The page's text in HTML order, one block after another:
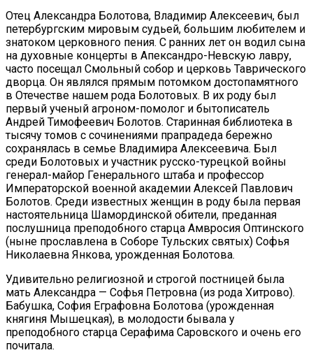
Отец Александра Болотова, Владимир Алексеевич, был
петербургским мировым судьей, большим любителем и
знатоком церковного пения. С ранних лет он водил сына
на духовные концерты в Апександро-Невскую лавру,
часто посещал Смольный собор и церковь Таврического
дворца. Он являлся прямым потомком достопамятного
в Отечестве нашем рода Болотовых. В их роду был
первый ученый агроном-помолог и бытописатель
Андрей Тимофеевич Болотов. Старинная библиотека в
тысячу томов с сочинениями прапрадеда бережно
сохранялась в семье Владимира Алексеевича. Был
среди Болотовых и участник русско-турецкой войны
генерал-майор Генерального штаба и профессор
Императорской военной академии Алексей Павлович
Болотов. Среди известных женщин в роду была первая
настоятельница Шамординской обители, преданная
послушница преподобного старца Амвросия Оптинского
(ныне прославлена в Соборе Тульских святых) Софья
Николаевна Янкова, урожденная Болотова.
Удивительно религиозной и строгой постницей была
мать Александра — Софья Петровна (из рода Хитрово).
Бабушка, София Еграфовна Болотова (урожденная
княгиня Мышецкая), в молодости бывала у
преподобного старца Серафима Саровского и очень его
почитала.